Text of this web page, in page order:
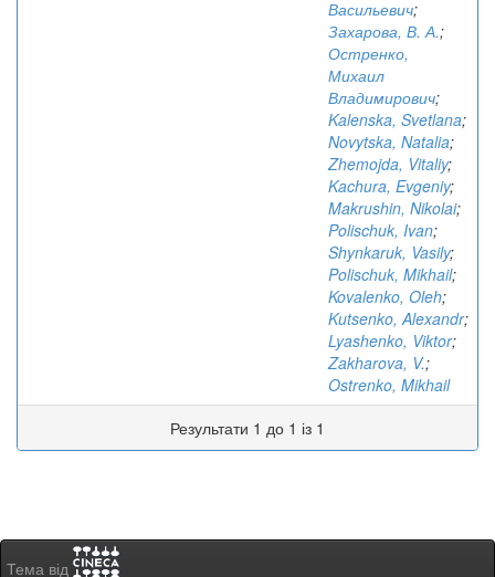
Васильевич;
Захарова, В. А.;
Остренко,
Михаил
Владимирович;
Kalenska, Svetlana;
Novytska, Natalia;
Zhemojda, Vitaliy;
Kachura, Evgeniy;
Makrushin, Nikolai;
Polischuk, Ivan;
Shynkaruk, Vasily;
Polischuk, Mikhail;
Kovalenko, Oleh;
Kutsenko, Alexandr;
Lyashenko, Viktor;
Zakharova, V.;
Ostrenko, Mikhail
Результати 1 до 1 із 1
Тема від